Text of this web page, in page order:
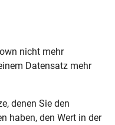
nicht mehr
Datensatz mehr
denen Sie den
haben, den Wert in der